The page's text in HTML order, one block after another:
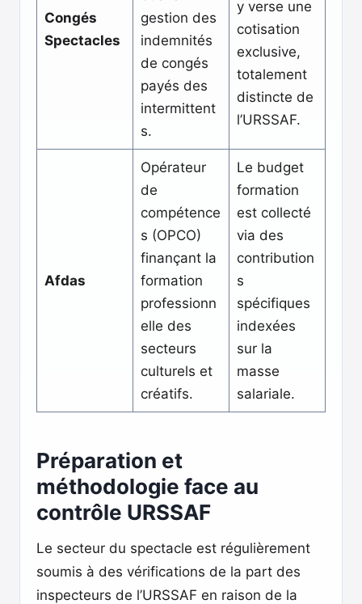
Congés
Spectacles
gestion des
indemnités
de congés
payés des
intermittent
s.
y verse une
cotisation
exclusive,
totalement
distincte de
l’URSSAF.
Afdas
Opérateur
de
compétence
s (OPCO)
finançant la
formation
professionn
elle des
secteurs
culturels et
créatifs.
Le budget
formation
est collecté
via des
contribution
s
spécifiques
indexées
sur la
masse
salariale.
Préparation et
méthodologie face au
contrôle URSSAF
Le secteur du spectacle est régulièrement
soumis à des vérifications de la part des
inspecteurs de l’URSSAF en raison de la